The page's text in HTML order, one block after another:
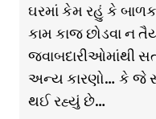
ઘરમાં કેમ રહું કે
કામ કાજ છોડવા ન
જવાબદારીઓમાંથી
અન્ય કારણો… કે જે
થઈ રહ્યું છે…